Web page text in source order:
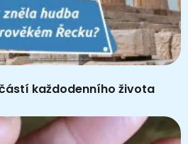
každodenního života